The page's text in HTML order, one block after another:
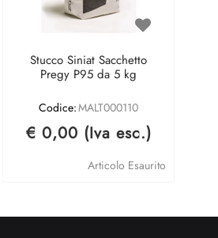
Stucco Siniat Sacchetto
Pregy P95 da 5 kg
Codice:MALT000110
€ 0,00 (Iva esc.)
Articolo Esaurito